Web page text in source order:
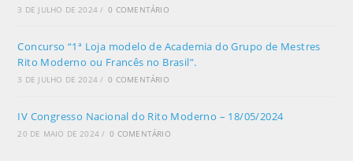
3 DE JULHO DE 2024 / 0 COMENTÁRIO
Concurso “1ª Loja modelo de Academia do Grupo de Mestres
Rito Moderno ou Francês no Brasil”.
3 DE JULHO DE 2024 / 0 COMENTÁRIO
IV Congresso Nacional do Rito Moderno – 18/05/2024
20 DE MAIO DE 2024 / 0 COMENTÁRIO